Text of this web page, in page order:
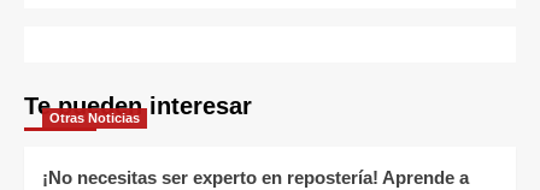
Te pueden interesar
Otras Noticias
¡No necesitas ser experto en repostería! Aprende a